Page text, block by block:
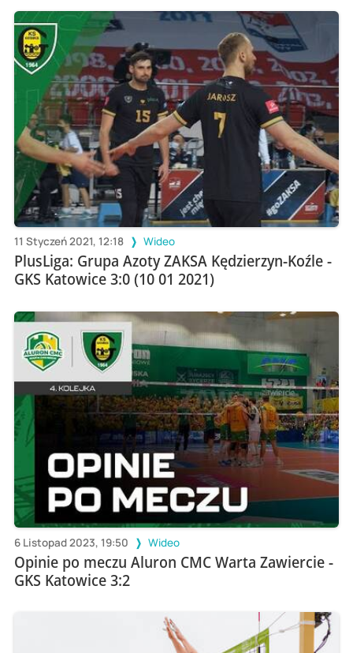
11 Styczeń 2021, 12:18 Wideo
PlusLiga: Grupa Azoty ZAKSA Kędzierzyn-Koźle -
GKS Katowice 3:0 (10 01 2021)
6 Listopad 2023, 19:50 Wideo
Opinie po meczu Aluron CMC Warta Zawiercie -
GKS Katowice 3:2